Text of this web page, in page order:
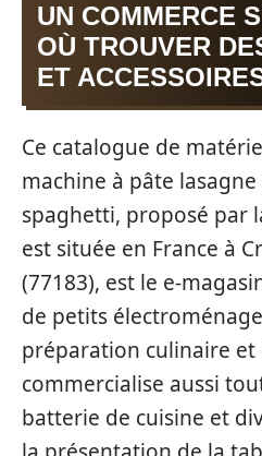
UN COMMERCE
OÙ TROUVER
ET
Ce catalogue de
machine à pâte
spaghetti, proposé par
est située en France à
(77183), est le e-
de petits
préparation culinaire et
commercialise aussi
batterie de cuisine et